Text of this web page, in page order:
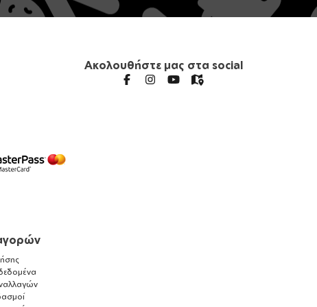
Ακολουθήστε μας στα social